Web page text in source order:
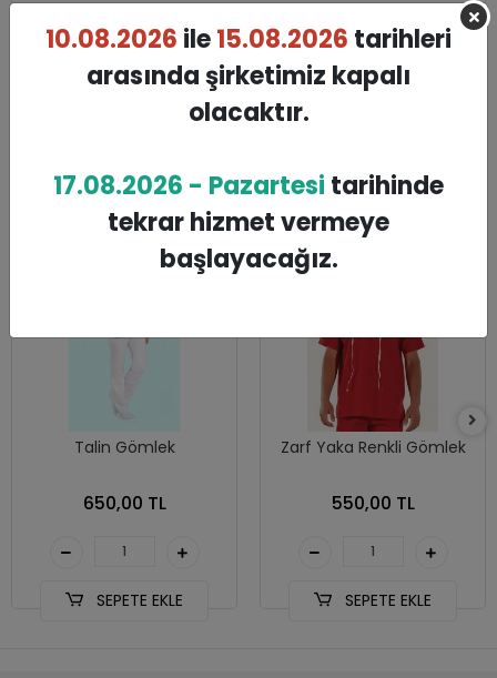
Garanti ve Teslimat Yorumlar
Siparişler 7-10 İş Günü içinde Kargoya Teslim edilmektedir.
Benzer Ürünler
Talin Gömlek
650,00 TL
SEPETE EKLE
Zarf Yaka Renkli Gömlek
550,00 TL
SEPETE EKLE
10.08.2026 ile15.08.2026 tarihleri
arasında şirketimiz kapalı
olacaktır.
17.08.2026 - Pazartesi tarihinde
tekrar hizmet vermeye
başlayacağız.